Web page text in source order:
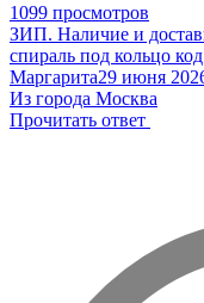
1099 просмотров
ЗИП. Наличие и
спираль под кольцо
Маргарита29 июня
Из города Москва
Прочитать ответ